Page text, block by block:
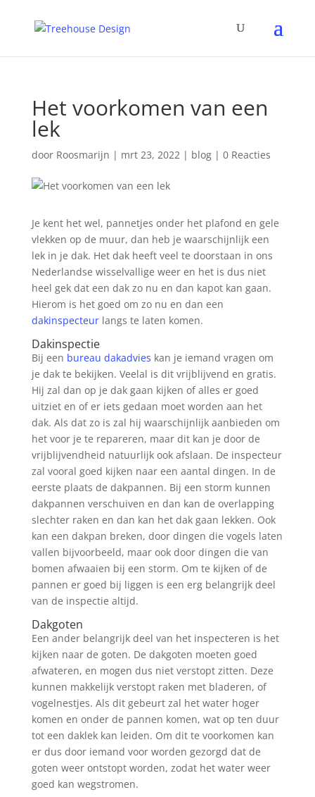
Het voorkomen van een
lek
door Roosmarijn | mrt 23, 2022| blog| 0 Reacties
Je kent het wel, pannetjes onder het plafond en gele
vlekken op de muur, dan heb je waarschijnlijk een
lek in je dak. Het dak heeft veel te doorstaan in ons
Nederlandse wisselvallige weer en het is dus niet
heel gek dat een dak zo nu en dan kapot kan gaan.
Hierom is het goed om zo nu en dan een
dakinspecteurlangs te laten komen.
Dakinspectie
Bij een bureau dakadvies kan je iemand vragen om
je dak te bekijken. Veelal is dit vrijblijvend en gratis.
Hij zal dan op je dak gaan kijken of alles er goed
uitziet en of er iets gedaan moet worden aan het
dak. Als dat zo is zal hij waarschijnlijk aanbieden om
het voor je te repareren, maar dit kan je door de
vrijblijvendheid natuurlijk ook afslaan. De inspecteur
zal vooral goed kijken naar een aantal dingen. In de
eerste plaats de dakpannen. Bij een storm kunnen
dakpannen verschuiven en dan kan de overlapping
slechter raken en dan kan het dak gaan lekken. Ook
kan een dakpan breken, door dingen die vogels laten
vallen bijvoorbeeld, maar ook door dingen die van
bomen afwaaien bij een storm. Om te kijken of de
pannen er goed bij liggen is een erg belangrijk deel
van de inspectie altijd.
Dakgoten
Een ander belangrijk deel van het inspecteren is het
kijken naar de goten. De dakgoten moeten goed
afwateren, en mogen dus niet verstopt zitten. Deze
kunnen makkelijk verstopt raken met bladeren, of
vogelnestjes. Als dit gebeurt zal het water hoger
komen en onder de pannen komen, wat op ten duur
tot een daklek kan leiden. Om dit te voorkomen kan
er dus door iemand voor worden gezorgd dat de
goten weer ontstopt worden, zodat het water weer
goed kan wegstromen.